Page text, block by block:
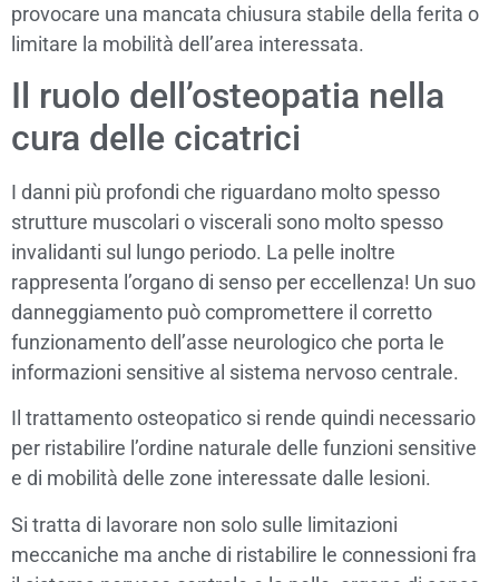
provocare una mancata chiusura stabile della ferita o
limitare la mobilità dell’area interessata.
Il ruolo dell’osteopatia nella
cura delle cicatrici
I danni più profondi che riguardano molto spesso
strutture muscolari o viscerali sono molto spesso
invalidanti sul lungo periodo. La pelle inoltre
rappresenta l’organo di senso per eccellenza! Un suo
danneggiamento può compromettere il corretto
funzionamento dell’asse neurologico che porta le
informazioni sensitive al sistema nervoso centrale.
Il trattamento osteopatico si rende quindi necessario
per ristabilire l’ordine naturale delle funzioni sensitive
e di mobilità delle zone interessate dalle lesioni.
Si tratta di lavorare non solo sulle limitazioni
meccaniche ma anche di ristabilire le connessioni fra